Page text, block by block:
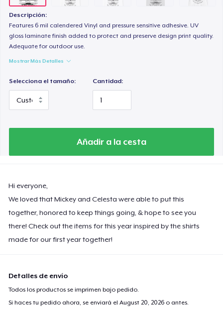
Descripción:
Features 6 mil calendered Vinyl and pressure sensitive adhesive. UV
gloss laminate finish added to protect and preserve design print quality.
Adequate for outdoor use.
Mostrar Más Detalles
Selecciona el tamaño: Cantidad:
Añadir a la cesta
Hi everyone,
We loved that Mickey and Celesta were able to put this
together, honored to keep things going, & hope to see you
there! Check out the items for this year inspired by the shirts
made for our first year together!
Detalles de envío
Todos los productos se imprimen bajo pedido.
Si haces tu pedido ahora, se enviará elAugust 20, 2026 o antes.